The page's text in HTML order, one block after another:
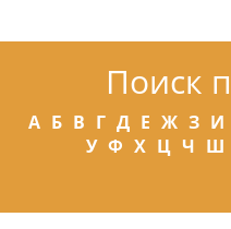
Поиск
А Б В Г Д Е Ж З И
У Ф Х Ц Ч Ш